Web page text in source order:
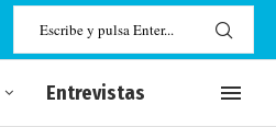
Entrevistas